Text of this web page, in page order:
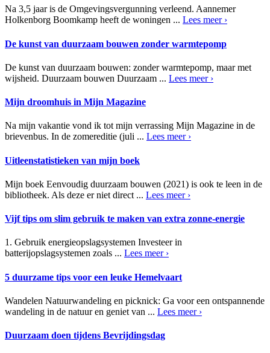
Na 3,5 jaar is de Omgevingsvergunning verleend. Aannemer
Holkenborg Boomkamp heeft de woningen ... Lees meer ›
De kunst van duurzaam bouwen zonder warmtepomp
De kunst van duurzaam bouwen: zonder warmtepomp, maar met
wijsheid. Duurzaam bouwen Duurzaam ... Lees meer ›
Mijn droomhuis in Mijn Magazine
Na mijn vakantie vond ik tot mijn verrassing Mijn Magazine in de
brievenbus. In de zomereditie (juli ... Lees meer ›
Uitleenstatistieken van mijn boek
Mijn boek Eenvoudig duurzaam bouwen (2021) is ook te leen in de
bibliotheek. Als deze er niet direct ... Lees meer ›
Vijf tips om slim gebruik te maken van extra zonne-energie
1. Gebruik energieopslagsystemen Investeer in
batterijopslagsystemen zoals ... Lees meer ›
5 duurzame tips voor een leuke Hemelvaart
Wandelen Natuurwandeling en picknick: Ga voor een ontspannende
wandeling in de natuur en geniet van ... Lees meer ›
Duurzaam doen tijdens Bevrijdingsdag